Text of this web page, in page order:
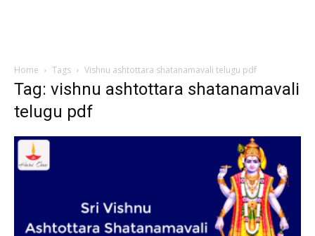
Home Tags Vishnu ashtottara shatanamavali telugu pdf
Tag: vishnu ashtottara shatanamavali
telugu pdf